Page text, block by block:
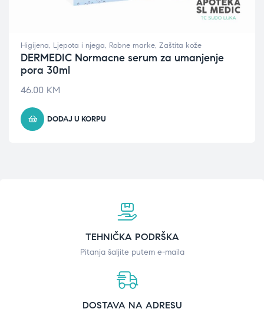
Higijena, Ljepota i njega, Robne marke, Zaštita kože
DERMEDIC Normacne serum za umanjenje
pora 30ml
46.00 KM
DODAJ U KORPU
TEHNIČKA PODRŠKA
Pitanja šaljite putem e-maila
DOSTAVA NA ADRESU